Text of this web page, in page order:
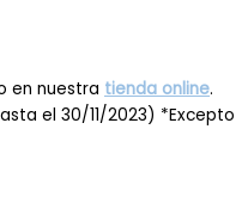
en nuestra tienda online.
el 30/11/2023) *Excepto